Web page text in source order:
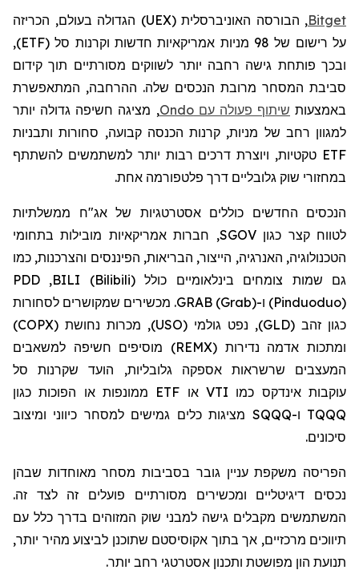
Bitget, הבורסה האוניברסלית (UEX) הגדולה בעולם, הכריזה
על רישום של 98 מניות אמריקאיות חדשות וקרנות סל (
ETF
),
ובכך פותחת גישה רחבה יותר לשווקים מסורתיים תוך קידום
סביבת המסחר מרובת הנכסים שלה. ההרחבה, המתאפשרת
באמצעות שיתוף פעולה עםOndo, מציגה חשיפה גדולה יותר
למגוון רחב של מניות, קרנות הכנסה קבועה, סחורות ותבניות
ETF טקטיות, ויוצרת דרכים רבות יותר למשתמשים להשתתף
במחזורי שוק גלובליים דרך פלטפורמה אחת.
הנכסים החדשים כוללים אסטרטגיות של אג"ח ממשלתיות
לטווח קצר כגוןSGOV, חברות אמריקאיות מובילות בתחומי
הטכנולוגיה, האנרגיה, הייצור, הבריאות, הפיננסים והצרכנות, כמו
גם שמות צומחים בינלאומיים כוללBILI (Bilibili)
,
PDD
(Pinduoduo) ו-GRAB (Grab). מכשירים שמקושרים לסחורות
כגון זהב (GLD), נפט גולמי (USO), מכרות נחושת (COPX
)
ומתכות אדמה נדירות (REMX) מוסיפים חשיפה למשאבים
המעצבים שרשראות אספקהגלובליות, הועד שקרנות סל
עוקבות אינדקס כמו VTIאו ETF ממונפות או הפוכות כגון
TQQQ ו-SQQQ מציגות כלים גמישים למסחר כיווני ומיצוב
סיכונים.
הפריסה משקפת עניין גובר בסביבות מסחר מאוחדות שבהן
נכסים דיגיטליים ומכשירים מסורתיים פועלים זה לצד זה.
המשתמשים מקבלים גישה למבני שוק המזוהים בדרך כלל עם
תיווכים מרכזיים, אך בתוך אקוסיסטם שתוכנן לביצוע מהיר יותר,
תנועת הון מפושטת ותכנון אסטרטגי רחב יותר.